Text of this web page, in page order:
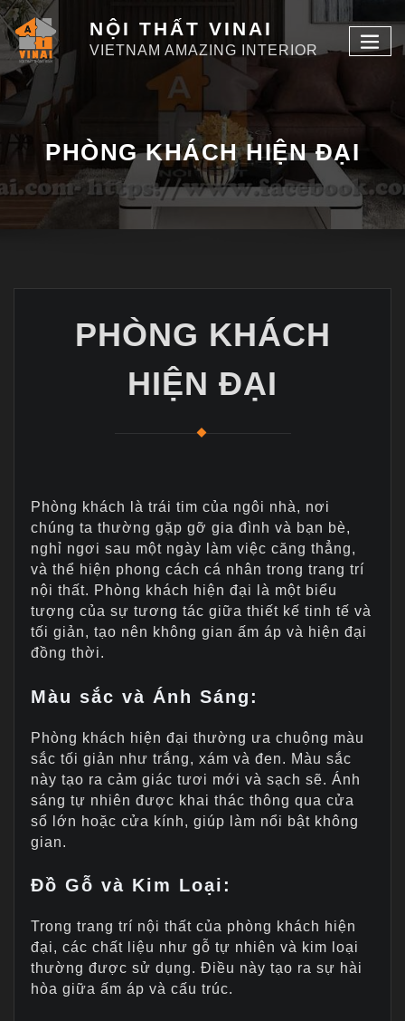
NỘI THẤT VINAI
VIETNAM AMAZING INTERIOR
PHÒNG KHÁCH HIỆN ĐẠI
PHÒNG KHÁCH
HIỆN ĐẠI
Phòng khách là trái tim của ngôi nhà, nơi
chúng ta thường gặp gỡ gia đình và bạn bè,
nghỉ ngơi sau một ngày làm việc căng thẳng,
và thể hiện phong cách cá nhân trong trang trí
nội thất. Phòng khách hiện đại là một biểu
tượng của sự tương tác giữa thiết kế tinh tế và
tối giản, tạo nên không gian ấm áp và hiện đại
đồng thời.
Màu sắc và Ánh Sáng :
Phòng khách hiện đại thường ưa chuộng màu
sắc tối giản như trắng, xám và đen. Màu sắc
này tạo ra cảm giác tươi mới và sạch sẽ. Ánh
sáng tự nhiên được khai thác thông qua cửa
sổ lớn hoặc cửa kính, giúp làm nổi bật không
gian.
Đồ Gỗ và Kim Loại :
Trong trang trí nội thất của phòng khách hiện
đại, các chất liệu như gỗ tự nhiên và kim loại
thường được sử dụng. Điều này tạo ra sự hài
hòa giữa ấm áp và cấu trúc.